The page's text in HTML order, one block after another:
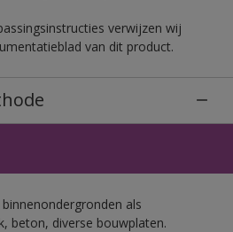
verwijzen wij
van dit product.
als
beton, diverse bouwplaten.